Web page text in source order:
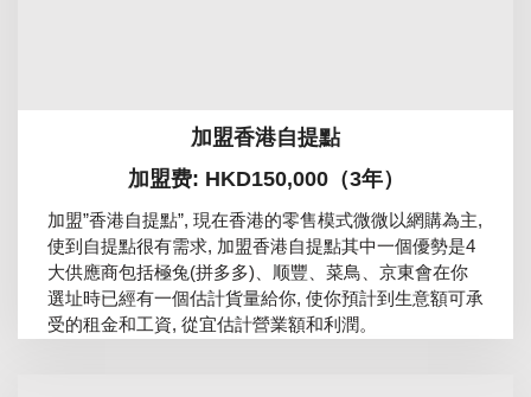
加盟香港自提點
加盟费: HKD150,000（3年）
加盟”香港自提點”, 現在香港的零售模式微微以網購為主,
使到自提點很有需求, 加盟香港自提點其中一個優勢是4
大供應商包括極兔(拼多多)、顺豐、菜鳥、京東會在你
選址時已經有一個估計貨量給你, 使你預計到生意額可承
受的租金和工資, 從宜估計營業額和利潤。